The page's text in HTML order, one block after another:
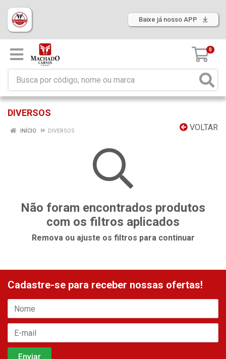
Baixe já nosso APP
0
DIVERSOS
VOLTAR
INÍCIO DIVERSOS
Não foram encontrados produtos
com os filtros aplicados
Remova ou ajuste os filtros para continuar
Cadastre-se para receber nossas ofertas!